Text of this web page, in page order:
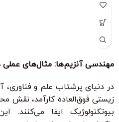
"با شرکت در این دوره جامع و
برنامه‌نویسی پایتون را از سطح
آموزشی، شما را قادر می‌سازد تا به
سطوح با زیرنویس فارسی حرفه‌ای و
ویژگی‌های کلیدی:
بدون نیاز به تجربه قبلی
زیرنویس فارسی با ترجمه حرفه‌ای
مهندسی آنزیم‌ها: مثال‌های عملی
در دنیای پرشتاب علم و فناوری،
زیستی فوق‌العاده کارآمد، نقش
بیوتکنولوژیک ایفا می‌کنند.